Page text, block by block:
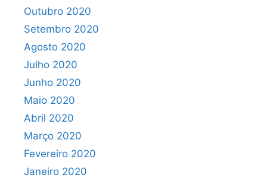
Outubro 2020
Setembro 2020
Agosto 2020
Julho 2020
Junho 2020
Maio 2020
Abril 2020
Março 2020
Fevereiro 2020
Janeiro 2020